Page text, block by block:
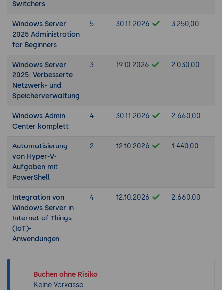
Switchers
Windows Server
2025 Administration
for Beginners
5 30.11.2026 3.250,00
Windows Server
2025: Verbesserte
Netzwerk- und
Speicherverwaltung
3 19.10.2026 2.030,00
Windows Admin
Center komplett
4 30.11.2026 2.660,00
Automatisierung
von Hyper-V-
Aufgaben mit
PowerShell
2 12.10.2026 1.440,00
Integration von
Windows Server in
Internet of Things
(IoT)-
Anwendungen
4 12.10.2026 2.660,00
Buchen ohne Risiko
Keine Vorkasse